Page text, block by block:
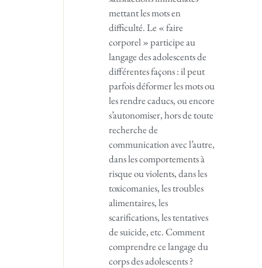
mettant les mots en
difficulté. Le « faire
corporel » participe au
langage des adolescents de
différentes façons : il peut
parfois déformer les mots ou
les rendre caducs, ou encore
s’autonomiser, hors de toute
recherche de
communication avec l’autre,
dans les comportements à
risque ou violents, dans les
toxicomanies, les troubles
alimentaires, les
scarifications, les tentatives
de suicide, etc. Comment
comprendre ce langage du
corps des adolescents ?